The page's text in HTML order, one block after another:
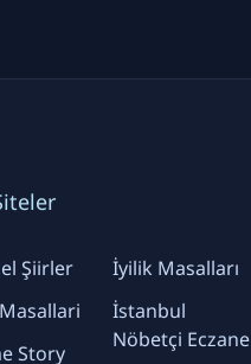
Şiirler
Story
İyilik Masalları
İstanbul
Nöbetçi Eczane